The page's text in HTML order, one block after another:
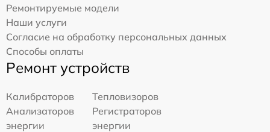
Ремонтируемые модели
Наши услуги
Согласие на обработку персональных данных
Способы оплаты
Ремонт устройств
Калибраторов
Тепловизоров
Анализаторов
энергии
Регистраторов
энергии